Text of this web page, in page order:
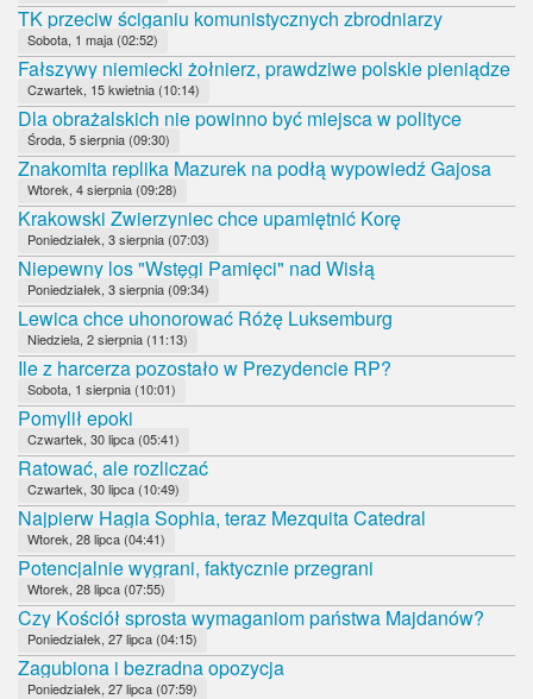
TK przeciw ściganiu komunistycznych zbrodniarzy
Sobota, 1 maja (02:52)
Fałszywy niemiecki żołnierz, prawdziwe polskie pieniądze
Czwartek, 15 kwietnia (10:14)
Dla obrażalskich nie powinno być miejsca w polityce
Środa, 5 sierpnia (09:30)
Znakomita replika Mazurek na podłą wypowiedź Gajosa
Wtorek, 4 sierpnia (09:28)
Krakowski Zwierzyniec chce upamiętnić Korę
Poniedziałek, 3 sierpnia (07:03)
Niepewny los "Wstęgi Pamięci" nad Wisłą
Poniedziałek, 3 sierpnia (09:34)
Lewica chce uhonorować Różę Luksemburg
Niedziela, 2 sierpnia (11:13)
Ile z harcerza pozostało w Prezydencie RP?
Sobota, 1 sierpnia (10:01)
Pomylił epoki
Czwartek, 30 lipca (05:41)
Ratować, ale rozliczać
Czwartek, 30 lipca (10:49)
Najpierw Hagia Sophia, teraz Mezquita Catedral
Wtorek, 28 lipca (04:41)
Potencjalnie wygrani, faktycznie przegrani
Wtorek, 28 lipca (07:55)
Czy Kościół sprosta wymaganiom państwa Majdanów?
Poniedziałek, 27 lipca (04:15)
Zagubiona i bezradna opozycja
Poniedziałek, 27 lipca (07:59)